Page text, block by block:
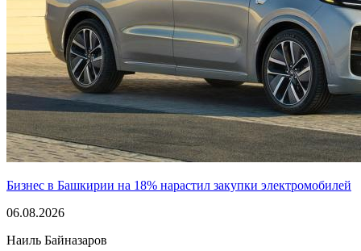
Бизнес в Башкирии на 18% нарастил закупки электромобилей
06.08.2026
Наиль Байназаров